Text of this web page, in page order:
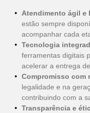
Atendimento ágil e
estão sempre
acompanhar cada
Tecnologia
ferramentas digitais
acelerar a entrega
Compromisso com
legalidade e na
contribuindo com a
Transparência e